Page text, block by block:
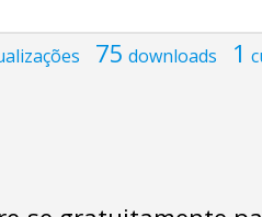
75 downloads 1